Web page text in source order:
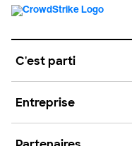
C'est parti
Entreprise